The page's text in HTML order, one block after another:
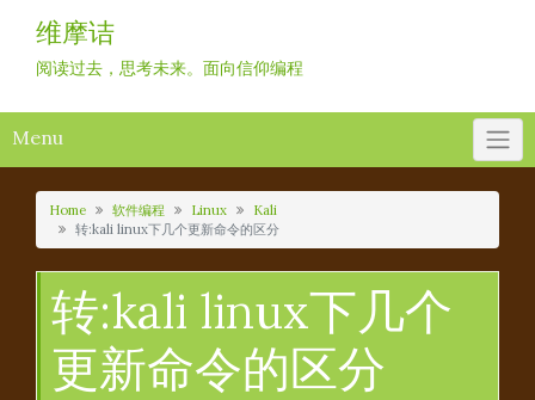
content
维摩诘
阅读过去，思考未来。面向信仰编程
Menu
Home 软件编程 Linux
Kali
转:kali linux下几个更新命令的区分
转:kali linux下几个
更新命令的区分